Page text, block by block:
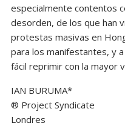
especialmente contentos
desorden, de los que han
protestas masivas en
para los manifestantes, y
fácil reprimir con la mayor
IAN BURUMA*
® Project Syndicate
Londres